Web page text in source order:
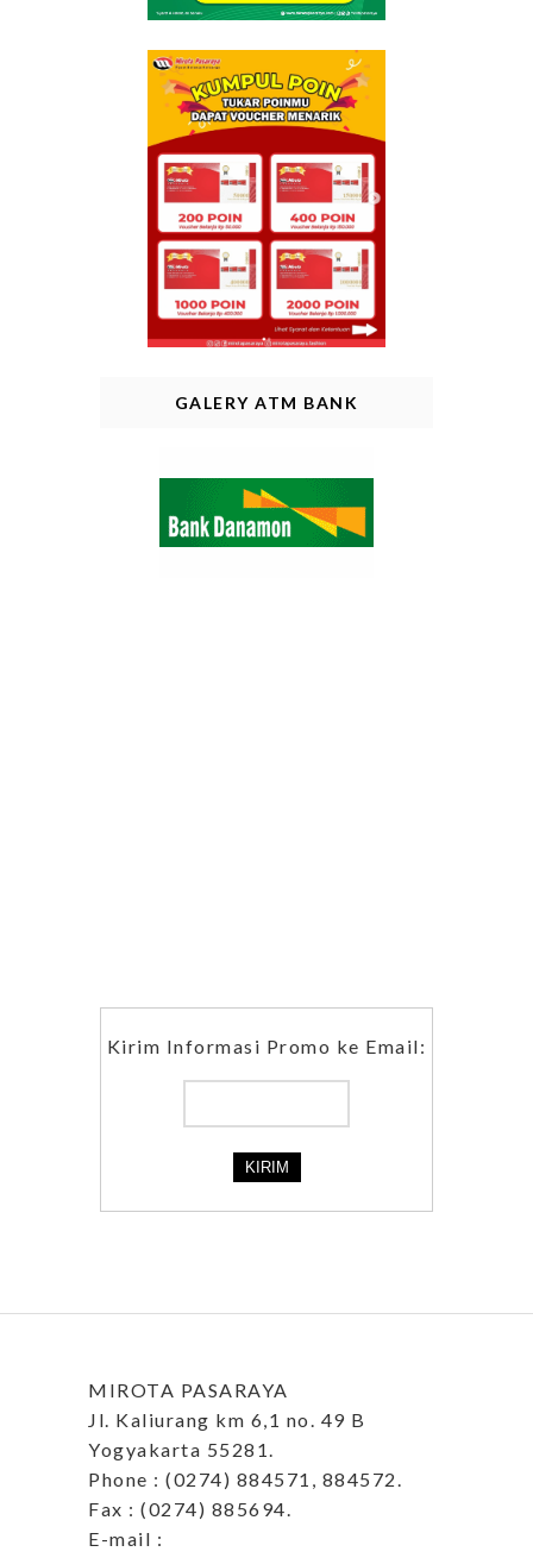
GALERY ATM BANK
Kirim Informasi Promo ke Email:
MIROTA PASARAYA
Jl. Kaliurang km 6,1 no. 49 B
Yogyakarta 55281.
Phone : (0274) 884571, 884572.
Fax : (0274) 885694.
E-mail :